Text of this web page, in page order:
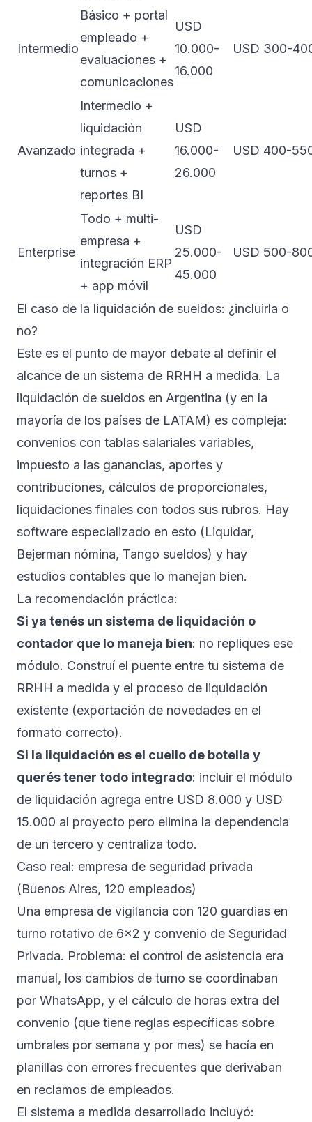
Intermedio
Básico + portal
empleado +
evaluaciones +
comunicaciones
USD
10.000-
16.000
USD 300-
Avanzado
Intermedio +
liquidación
integrada +
turnos +
reportes BI
USD
16.000-
26.000
USD 400-
Enterprise
Todo + multi-
empresa +
integración ERP
+ app móvil
USD
25.000-
45.000
USD 500-
El caso de la liquidación de sueldos: ¿incluirla o
no?
Este es el punto de mayor debate al definir el
alcance de un sistema de RRHH a medida. La
liquidación de sueldos en Argentina (y en la
mayoría de los países de LATAM) es compleja:
convenios con tablas salariales variables,
impuesto a las ganancias, aportes y
contribuciones, cálculos de proporcionales,
liquidaciones finales con todos sus rubros. Hay
software especializado en esto (Liquidar,
Bejerman nómina, Tango sueldos) y hay
estudios contables que lo manejan bien.
La recomendación práctica:
Si ya tenés un sistema de liquidación o
contador que lo maneja bien: no repliques ese
módulo. Construí el puente entre tu sistema de
RRHH a medida y el proceso de liquidación
existente (exportación de novedades en el
formato correcto).
Si la liquidación es el cuello de botella y
querés tener todo integrado: incluir el módulo
de liquidación agrega entre USD 8.000 y USD
15.000 al proyecto pero elimina la dependencia
de un tercero y centraliza todo.
Caso real: empresa de seguridad privada
(Buenos Aires, 120 empleados)
Una empresa de vigilancia con 120 guardias en
turno rotativo de 6x2 y convenio de Seguridad
Privada. Problema: el control de asistencia era
manual, los cambios de turno se coordinaban
por WhatsApp, y el cálculo de horas extra del
convenio (que tiene reglas específicas sobre
umbrales por semana y por mes) se hacía en
planillas con errores frecuentes que derivaban
en reclamos de empleados.
El sistema a medida desarrollado incluyó: